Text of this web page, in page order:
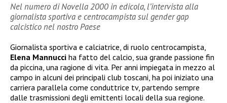
Nel numero di Novella 2000 in edicola, l’intervista alla
giornalista sportiva e centrocampista sul gender gap
calcistico nel nostro Paese
Giornalista sportiva e calciatrice, di ruolo centrocampista,
Elena Mannucci ha fatto del calcio, sua grande passione fin
da piccina, una ragione di vita. Per anni impiegata in mezzo al
campo in alcuni dei principali club toscani, ha poi iniziato una
carriera parallela come conduttrice tv, partendo sempre
dalle trasmissioni degli emittenti locali della sua regione.